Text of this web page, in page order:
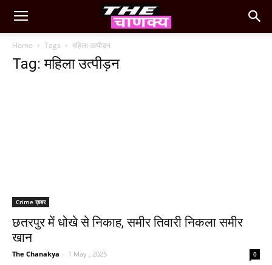
Home Tags महिला उत्पीड़न
Tag: महिला उत्पीड़न
Crime ख़बर
छतरपुर में धोखे से निकाह, समीर तिवारी निकला समीर
खान
The Chanakya - 1 May , 2025 0